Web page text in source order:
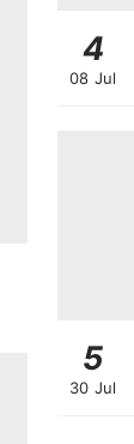
4
08 Jul
5
30 Jul